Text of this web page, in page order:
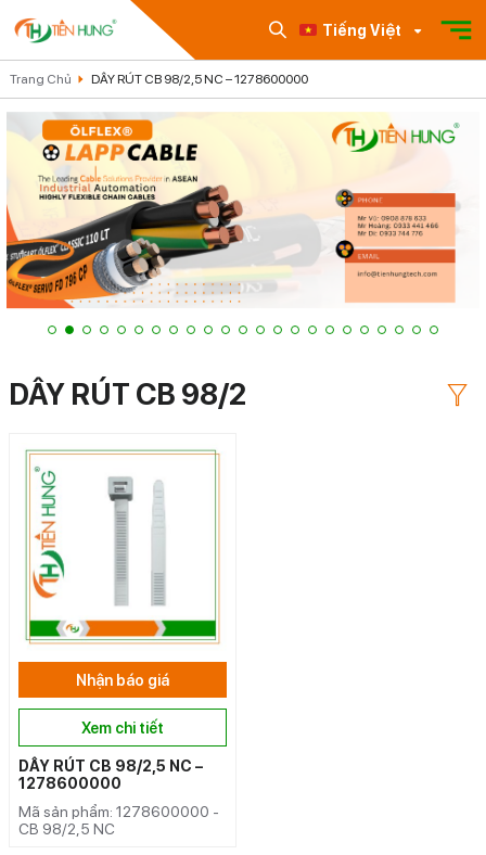
Tiếng Việt
Trang Chủ DÂY RÚT CB 98/2,5 NC – 1278600000
DÂY RÚT CB 98/2
Nhận báo giá
Xem chi tiết
DÂY RÚT CB 98/2,5 NC –
1278600000
Mã sản phẩm: 1278600000 -
CB 98/2,5 NC